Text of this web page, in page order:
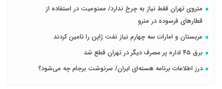
متروی تهران فقط نیاز به چرخ ندارد/ ممنوعیت در استفاده از
قطارهای فرسوده در مترو
عربستان و امارات سه‌ چهارم نیاز نفت ژاپن را تامین کردند
برق ۴۵ اداره پر مصرف دیگر در تهران قطع شد
درز اطلاعات برنامه هسته‌ای ایران/ سرنوشت برجام چه می‌شود؟